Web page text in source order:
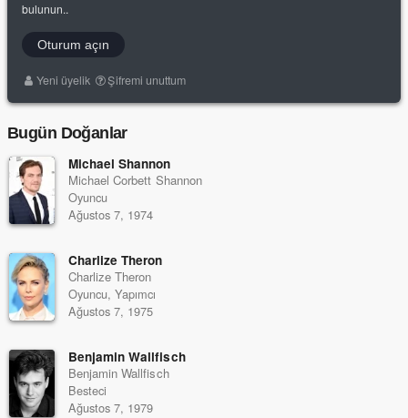
bulunun..
Oturum açın
Yeni üyelik Şifremi unuttum
Bugün Doğanlar
Michael Shannon
Michael Corbett Shannon
Oyuncu
Ağustos 7, 1974
Charlize Theron
Charlize Theron
Oyuncu, Yapımcı
Ağustos 7, 1975
Benjamin Wallfisch
Benjamin Wallfisch
Besteci
Ağustos 7, 1979